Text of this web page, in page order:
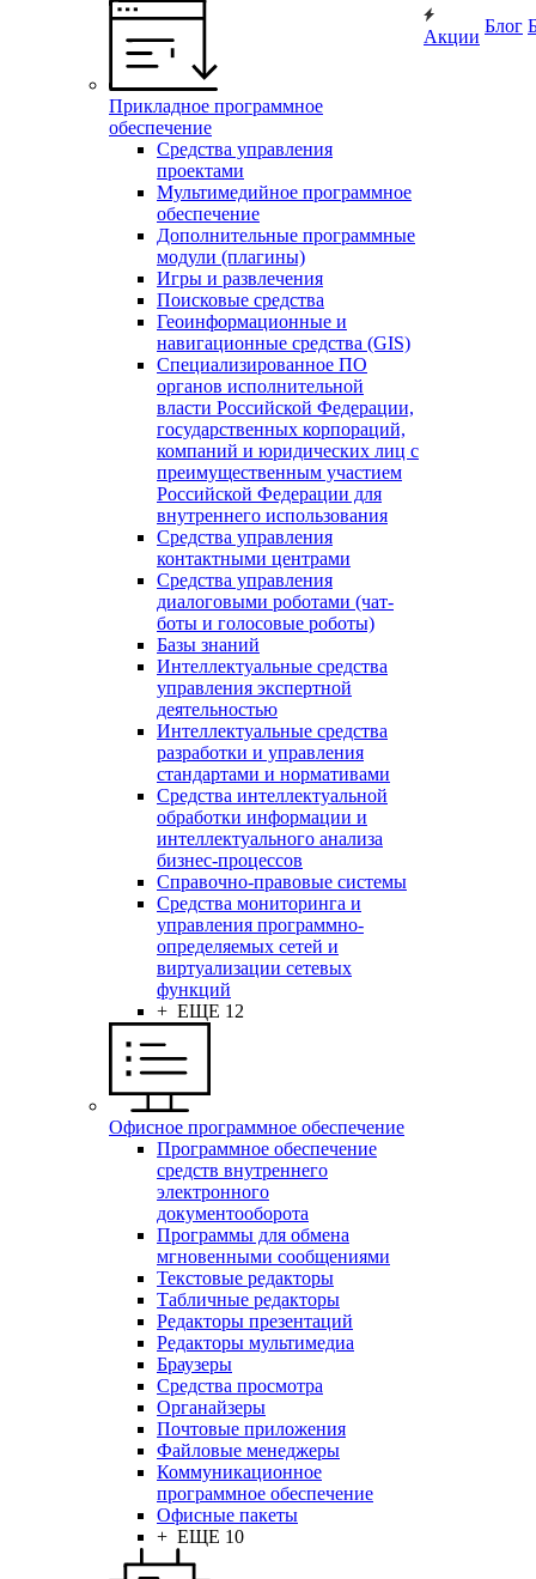
Прикладное программное
обеспечение
Средства управления
проектами
Мультимедийное программное
обеспечение
Дополнительные программные
модули (плагины)
Игры и развлечения
Поисковые средства
Геоинформационные и
навигационные средства (GIS)
Специализированное ПО
органов исполнительной
власти Российской Федерации,
государственных корпораций,
компаний и юридических лиц с
преимущественным участием
Российской Федерации для
внутреннего использования
Средства управления
контактными центрами
Средства управления
диалоговыми роботами (чат-
боты и голосовые роботы)
Базы знаний
Интеллектуальные средства
управления экспертной
деятельностью
Интеллектуальные средства
разработки и управления
стандартами и нормативами
Средства интеллектуальной
обработки информации и
интеллектуального анализа
бизнес-процессов
Справочно-правовые системы
Средства мониторинга и
управления программно-
определяемых сетей и
виртуализации сетевых
функций
+ ЕЩЕ 12
Офисное программное обеспечение
Программное обеспечение
средств внутреннего
электронного
документооборота
Программы для обмена
мгновенными сообщениями
Текстовые редакторы
Табличные редакторы
Редакторы презентаций
Редакторы мультимедиа
Браузеры
Средства просмотра
Органайзеры
Почтовые приложения
Файловые менеджеры
Коммуникационное
программное обеспечение
Офисные пакеты
+ ЕЩЕ 10
Акции
Блог